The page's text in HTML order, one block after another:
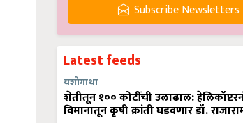
Subscribe Newsletters
Latest feeds
यशोगाथा
शेतीतून १०० कोटींची उलाढाल:
विमानातून कृषी क्रांती घडवणार डॉ.